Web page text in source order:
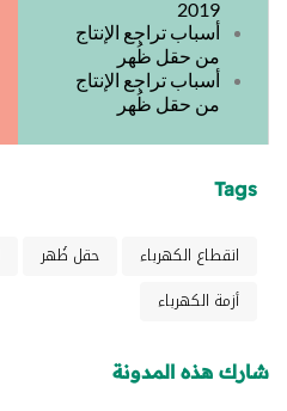
2019
أسباب تراجع الإنتاج
من حقل ظُهر
أسباب تراجع الإنتاج
من حقل ظُهر
Tags
انقطاع الكهرباء حقل ظُهر
أزمة الكهرباء
شارك هذه المدونة